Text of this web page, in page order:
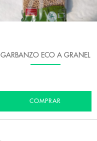
GARBANZO ECO A GRANEL
COMPRAR